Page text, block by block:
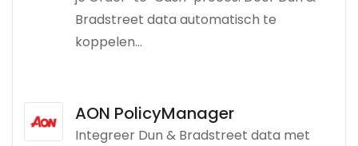
Bradstreet data automatisch te
koppelen...
AON PolicyManager
Integreer Dun & Bradstreet data met